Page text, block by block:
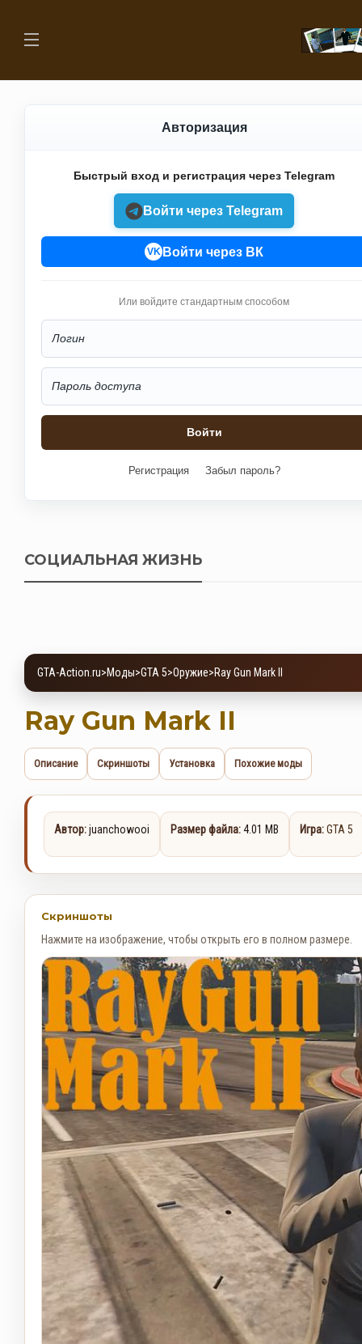
Авторизация
Быстрый вход и регистрация через Telegram
Войти через Telegram
VK Войти через ВК
Или войдите стандартным способом
Регистрация Забыл пароль?
СОЦИАЛЬНАЯ ЖИЗНЬ
GTA-Action.ru>Моды>GTA 5>Оружие>Ray Gun Mark II
Ray Gun Mark II
Описание Скриншоты Установка Похожие моды
Автор:juanchowooi Размер файла:4.01 MB Игра:GTA 5
Скриншоты
Нажмите на изображение, чтобы открыть его в полном размере.